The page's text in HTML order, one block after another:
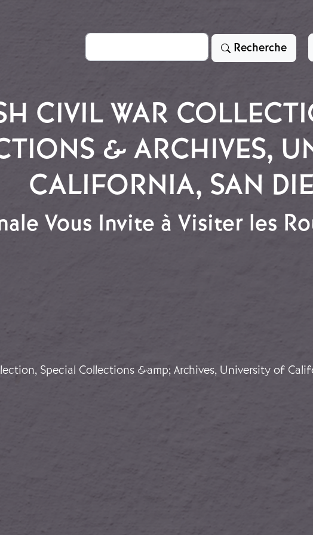
Rechercher Recherche
CIVIL WAR
& ARCHIVES,
CALIFORNIA, SAN
Vous Invite à Visiter les
Vous Invite à Visiter les Routes de la Guerre en
Special Collections &amp; Archives, University of